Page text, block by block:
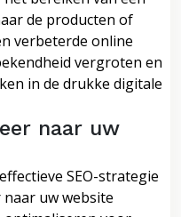
de producten of
verbeterde online
vergroten en
in de drukke digitale
naar uw
SEO-strategie
uw website